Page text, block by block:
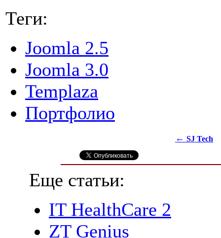
Теги:
Joomla 2.5
Joomla 3.0
Templaza
Портфолио
← SJ Tech
Еще статьи:
IT HealthCare 2
ZT Genius